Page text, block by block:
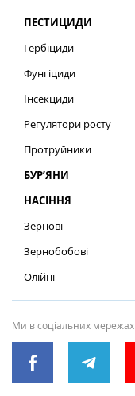
ПЕСТИЦИДИ
Гербіциди
Фунгіциди
Інсекциди
Регулятори росту
Протруйники
БУР’ЯНИ
НАСІННЯ
Зернові
Зернобобові
Олійні
Ми в соціальних мережах